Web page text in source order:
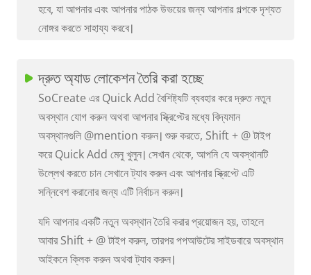
হবে, যা আপনার এবং আপনার পাঠক উভয়ের জন্য আপনার গল্পকে দৃশ্যত
নোঙ্গর করতে সাহায্য করবে।
দ্রুত অ্যাড লোকেশন তৈরি করা হচ্ছে
SoCreate এর Quick Add বৈশিষ্ট্যটি ব্যবহার করে দ্রুত নতুন
অবস্থান যোগ করুন অথবা আপনার স্ক্রিপ্টের মধ্যে বিদ্যমান
অবস্থানগুলি @mention করুন। শুরু করতে, Shift + @ টাইপ
করে Quick Add মেনু খুলুন। সেখান থেকে, আপনি যে অবস্থানটি
উল্লেখ করতে চান সেখানে ট্যাব করুন এবং আপনার স্ক্রিপ্টে এটি
সন্নিবেশ করানোর জন্য এটি নির্বাচন করুন।
যদি আপনার একটি নতুন অবস্থান তৈরি করার প্রয়োজন হয়, তাহলে
আবার Shift + @ টাইপ করুন, তারপর পপআউটের সাইডবারে অবস্থান
আইকনে ক্লিক করুন অথবা ট্যাব করুন।